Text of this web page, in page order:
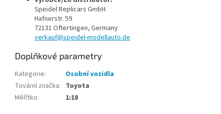
Speidel Replicars GmbH
Hafnerstr. 59
72131 Oftertingen, Germany
verkauf@speidel-modellauto.de
Doplňkové parametry
Kategorie:
Osobní vozidla
Tovární značka: Toyota
Měřítko: 1:18